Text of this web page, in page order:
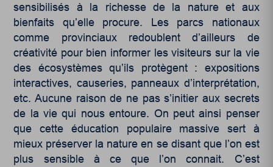
sensibilisés à la richesse de la nature et aux
bienfaits qu’elle procure. Les parcs nationaux
comme provinciaux redoublent d’ailleurs de
créativité pour bien informer les visiteurs sur la vie
des écosystèmes qu’ils protègent : expositions
interactives, causeries, panneaux d’interprétation,
etc. Aucune raison de ne pas s’initier aux secrets
de la vie qui nous entoure. On peut ainsi penser
que cette éducation populaire massive sert à
mieux préserver la nature en se disant que l’on est
plus sensible à ce que l’on connait. C’est